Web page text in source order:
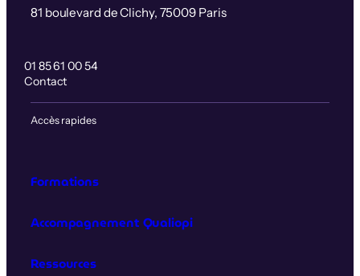
81 boulevard de Clichy, 75009 Paris
01 85 61 00 54
Contact
Accès rapides
Formations
Accompagnement Qualiopi
Ressources